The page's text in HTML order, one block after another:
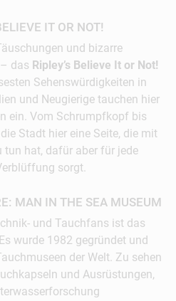
Variationen leckerer
startet in Liza's
Urlaubstag in
nach Shell Island –
dieser
Während der Überfahrt
ins kühle Nass
IT OR NOT!
und bizarre
das Ripley’s Believe It or Not!
Sehenswürdigkeiten in
und Neugierige tauchen hier
ein. Vom Schrumpfkopf bis
Stadt hier eine Seite, die mit
tun hat, dafür aber für jede
sorgt.
MAN IN THE SEA MUSEUM
und Tauchfans ist das
wurde 1982 gegründet und
der Welt. Zu sehen
und Ausrüstungen,